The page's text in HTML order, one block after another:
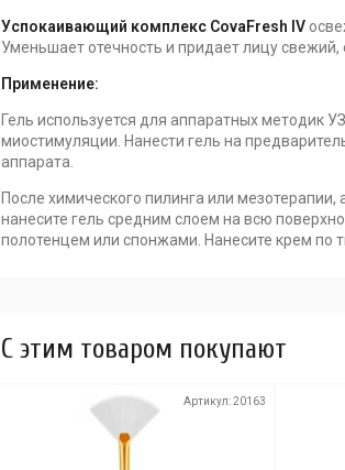
Успокаивающий комплекс CovaFresh IV
Уменьшает отечность и придает лицу свежий,
Применение:
Гель используется для аппаратных методик
миостимуляции. Нанести гель на
аппарата.
После химического пилинга или
нанесите гель средним слоем на всю
полотенцем или спонжами. Нанесите крем по
C этим товаром покупают
Артикул:20163